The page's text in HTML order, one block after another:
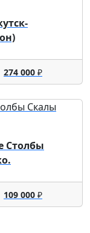
274 000₽
Столбы
109 000₽